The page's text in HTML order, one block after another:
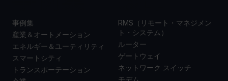
事例集
産業＆オートメーション
エネルギー＆ユーティリティ
スマートシティ
トランスポーテーション
RMS（リモート・マネジメン
ト・システム）
ルーター
ゲートウェイ
ネットワーク スイッチ
モデム